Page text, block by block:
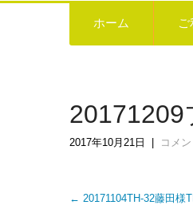
ホーム
20171209
2017年10月21日 コメ
Post
← 20171104TH-32藤田様